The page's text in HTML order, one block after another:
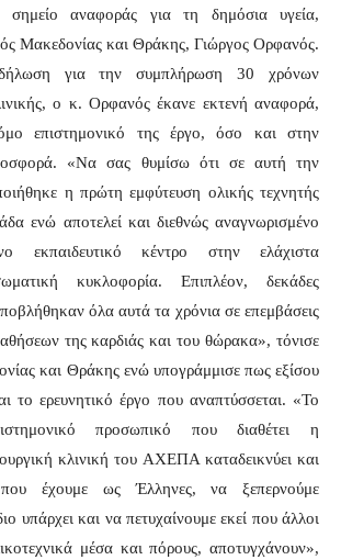
αναφοράς για τη δημόσια υγεία,
Μακεδονίας και Θράκης, Γιώργος Ορφανός.
γιατην συμπλήρωση 30 χρόνων
ο κ. Ορφανός έκανε εκτενή αναφορά,
επιστημονικό της έργο, όσο και στην
«Να σας θυμίσω ότι σε αυτή την
η πρώτη εμφύτευση ολικής τεχνητής
ενώ αποτελεί και διεθνώς αναγνωρισμένο
εκπαιδευτικό κέντρο στην ελάχιστα
κυκλοφορία. Επιπλέον, δεκάδες
όλα αυτά τα χρόνια σε επεμβάσεις
της καρδιάς και του θώρακα», τόνισε
και Θράκης ενώ υπογράμμισε πως εξίσου
το ερευνητικό έργο που αναπτύσσεται. «Το
προσωπικό που διαθέτει η
κλινική του ΑΧΕΠΑ καταδεικνύει και
που έχουμε ως Έλληνες, να ξεπερνούμε
υπάρχει και να πετυχαίνουμε εκεί που άλλοι
μέσα και πόρους, αποτυγχάνουν»,